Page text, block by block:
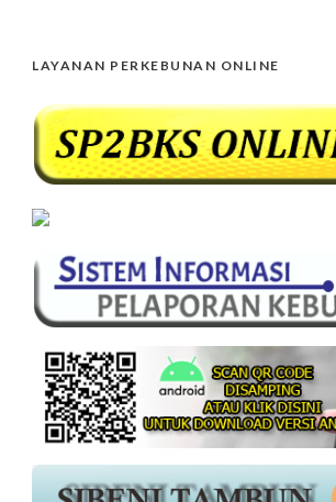
LAYANAN PERKEBUNAN ONLINE